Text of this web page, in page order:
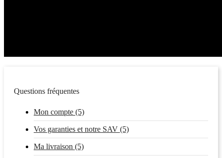
Questions fréquentes
Mon compte (5)
Vos garanties et notre SAV (5)
Ma livraison (5)